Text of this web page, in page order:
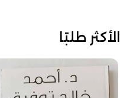
الأكثر طلبًا